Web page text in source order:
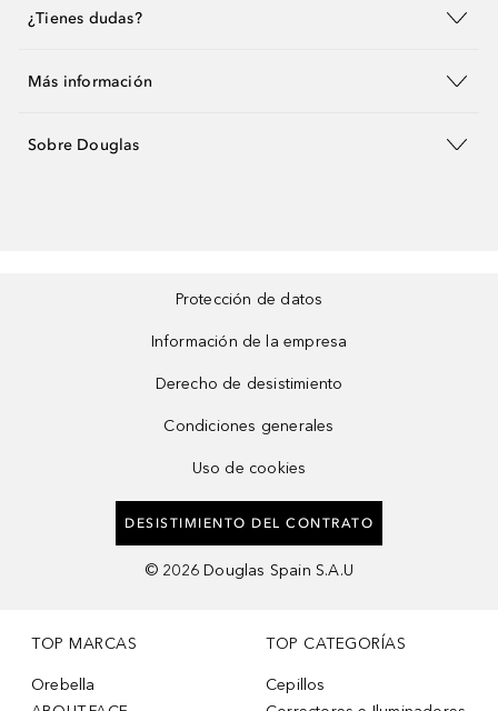
¿Tienes dudas?
Más información
Sobre Douglas
Protección de datos
Información de la empresa
Derecho de desistimiento
Condiciones generales
Uso de cookies
DESISTIMIENTO DEL CONTRATO
© 2026 Douglas Spain S.A.U
TOP MARCAS
Orebella
TOP CATEGORÍAS
Cepillos